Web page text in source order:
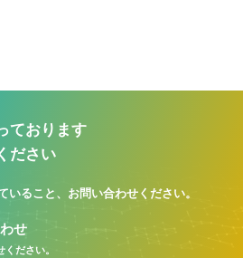
ております
ださい
いること、お問い合わせください。
せ
ださい。